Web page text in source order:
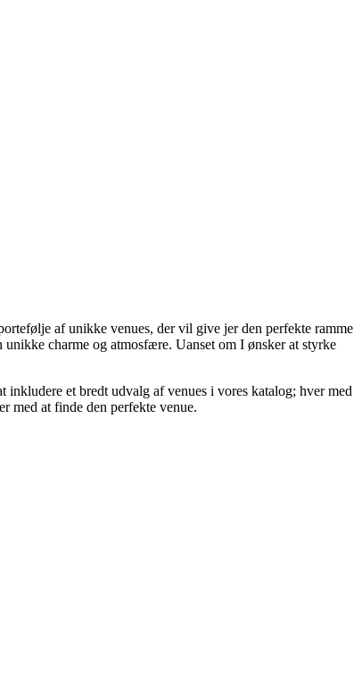
af unikke venues, der vil give jer den perfekte ramme
charme og atmosfære. Uanset om I ønsker at styrke
et bredt udvalg af venues i vores katalog; hver med
med at finde den perfekte venue.